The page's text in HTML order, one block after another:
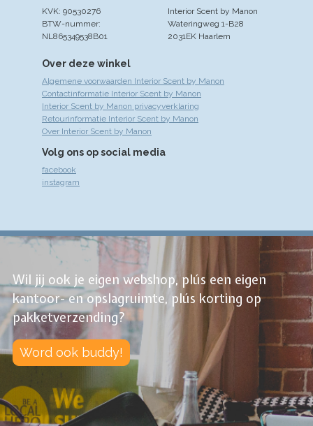
Over deze winkel
Algemene voorwaarden Interior Scent by Manon
Contactinformatie Interior Scent by Manon
Interior Scent by Manon privacyverklaring
Retourinformatie Interior Scent by Manon
Over Interior Scent by Manon
Volg ons op social media
facebook
instagram
Interior Scent by Manon
Wateringweg 1-B28
2031EK Haarlem
KVK: 90530276
BTW-nummer:
NL865349538B01
Wil jij ook je eigen webshop, plús een eigen
kantoor- en opslagruimte, plús korting op
pakketverzending?
Word ook buddy!